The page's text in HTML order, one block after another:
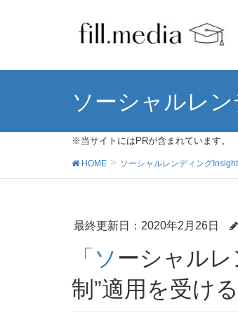
ソーシャルレ
※当サイトにはPRが含まれています。
HOME ソーシャルレンディングInsight
最終更新日：2020年2月26日
「ソーシャルレンディング投資で”エンジェル税
制”適用を受け